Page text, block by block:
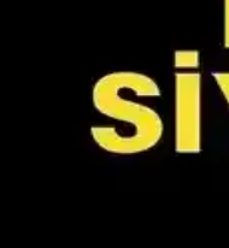
ve Studio Display XDR
Üretimi
üretimini durdurdu. Yerine
Tandem OLED